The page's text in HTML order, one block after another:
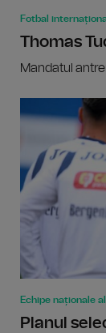
Fotbal
Thomas
Mandatul
Echipe naționale
Planul